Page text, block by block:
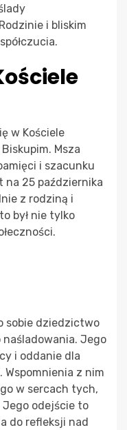
i bliskim
w Kościele
Msza
i szacunku
na 25 października
z rodziną i
był nie tylko
sobie dziedzictwo
naśladowania. Jego
i oddanie dla
z nim
w sercach tych,
odejście to
do refleksji nad